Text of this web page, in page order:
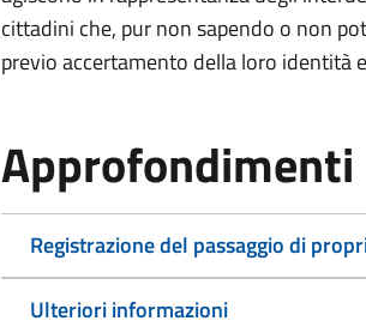
cittadini che, pur non sapendo o non
previo accertamento della loro identità
Approfondimenti
Registrazione del passaggio di
Ulteriori informazioni